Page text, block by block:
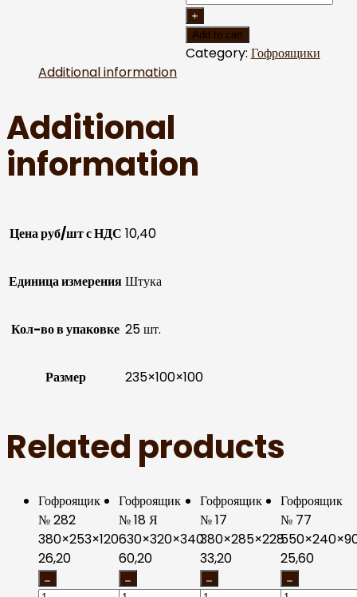
Add to cart
Category: Гофроящики
Additional information
Additional
information
Цена руб/шт с НДС 10,40
Единица измеренияШтука
Кол-во в упаковке 25 шт.
Размер 235×100×100
Related products
Гофроящик
№ 282
380×253×120
26,20
Гофроящик
№ 18 Я
630×320×340
60,20
Гофроящик
№ 17
380×285×228
33,20
Гофроящик
№ 77
25,60